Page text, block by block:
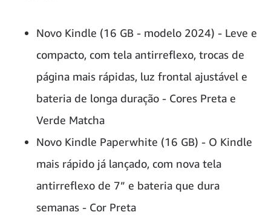
Novo Kindle (16 GB - modelo 2024) - Leve e
compacto, com tela antirreflexo, trocas de
página mais rápidas, luz frontal ajustável e
bateria de longa duração - Cores Preta e
Verde Matcha
Novo Kindle Paperwhite (16 GB) - O Kindle
mais rápido já lançado, com nova tela
antirreflexo de 7” e bateria que dura
semanas - Cor Preta